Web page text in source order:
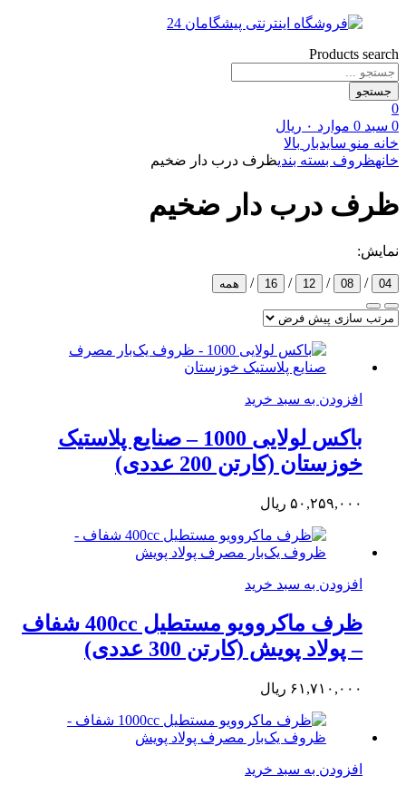
Products search
جستجو
0
0 سبد 0 موارد ۰ ریال
خانه منو سایدبار بالا
خانهظروف بسته بندیظرف درب دار ضخیم
ظرف درب دار ضخیم
نمایش:
04
/
08
/
12
/
16
/ همه
افزودن به سبد خرید
باکس لولایی 1000 – صنایع پلاستیک
خوزستان (کارتن 200 عددی)
۵۰,۲۵۹,۰۰۰ ریال
افزودن به سبد خرید
ظرف ماکروویو مستطیل 400cc شفاف
– پولاد پویش (کارتن 300 عددی)
۶۱,۷۱۰,۰۰۰ ریال
افزودن به سبد خرید